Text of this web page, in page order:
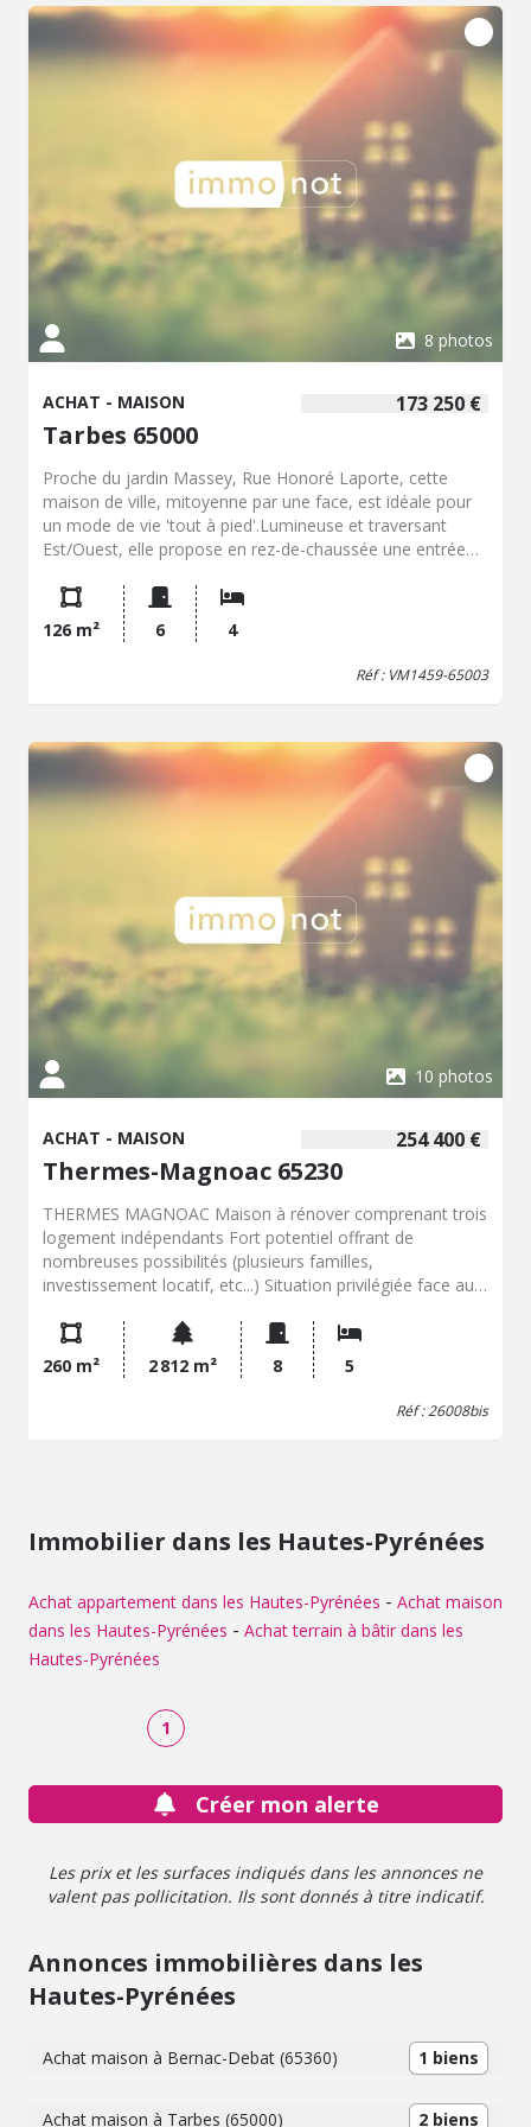
l'acquéreur. Prix hors honoraires 155 000 €. Classe
énergie E, Classe climat E Montant moyen estimé des
dépenses annuelles d'énergie pour un usage standard,
établi à partir des prix de l'énergie de l'année 2023 : entre
3420.00 et 4670.00 €. Les informations sur les risques
auxquels ce bien est exposé sont disponibles sur le site
Géorisques : georisques.gouv.fr.
8 photos
173 250 €
ACHAT - MAISON
Tarbes 65000
Proche du jardin Massey, Rue Honoré Laporte, cette
maison de ville, mitoyenne par une face, est idéale pour
un mode de vie 'tout à pied'.Lumineuse et traversant
Est/Ouest, elle propose en rez-de-chaussée une entrée
cheminée, une cuisine aménagée ouverte avec espace
repas, une salle d'eau avec toilettes et un cellier.A l'étage,
un palier dessert quatre chambres, une salle de bains et
des toilettes.Une cave et un jardinet avec terrasse et
inclus de 5% TTC à la charge de l'acquéreur. Prix hors
honoraires 165 000 €. Classe énergie D, Classe climat D
Montant moyen estimé des dépenses annuelles d'énergie
pour un usage standard, établi à partir des prix de
l'énergie de l'année 2021 : entre 1360.00 et 1870.00 €. Les
informations sur les risques auxquels ce bien est exposé
sont disponibles sur le site Géorisques :
georisques.gouv.fr.
126 m² 6 4
Réf : VM1459-65003
10 photos
254 400 €
ACHAT - MAISON
Thermes-Magnoac 65230
THERMES MAGNOAC Maison à rénover comprenant trois
logement indépendants Fort potentiel offrant de
nombreuses possibilités (plusieurs familles,
investissement locatif, etc...) Situation privilégiée face aux
et/ou diverses parcelles de terrain constructible, des
terres agricoles et des bois Contacter Didier GOYET Etude
de Maître Florence SILVESTRE de FERRON 20, Place de la
260 m² 2 812 m² 8 5
Réf : 26008bis
Immobilier dans les Hautes-Pyrénées
Achat appartement dans les Hautes-Pyrénées - Achat maison
dans les Hautes-Pyrénées - Achat terrain à bâtir dans les
Hautes-Pyrénées
1
Créer mon alerte
Les prix et les surfaces indiqués dans les annonces ne
valent pas pollicitation. Ils sont donnés à titre indicatif.
Annonces immobilières dans les
Hautes-Pyrénées
Achat maison à Bernac-Debat (65360) 1 biens
Achat maison à Tarbes (65000) 2 biens